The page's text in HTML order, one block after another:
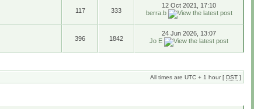
117 333
12 Oct 2021, 17:10
berra.b
396 1842
24 Jun 2026, 13:07
Jo E
All times are UTC + 1 hour [ DST ]